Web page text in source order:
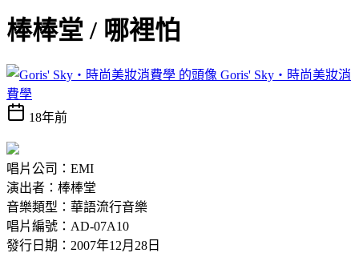
棒棒堂 / 哪裡怕
Goris' Sky‧時尚美妝消
費學
18年前
唱片公司：EMI
演出者：棒棒堂
音樂類型：華語流行音樂
唱片編號：AD-07A10
發行日期：2007年12月28日